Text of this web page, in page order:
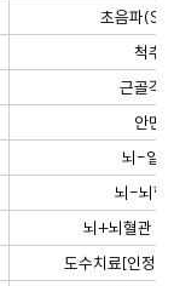
초음파
척추
근골격
안면
뇌-일
뇌-뇌혈
뇌+뇌혈관 동
도수치료[인정